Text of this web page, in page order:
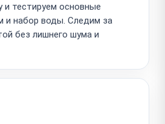
и тестируем основные
и набор воды. Следим за
без лишнего шума и